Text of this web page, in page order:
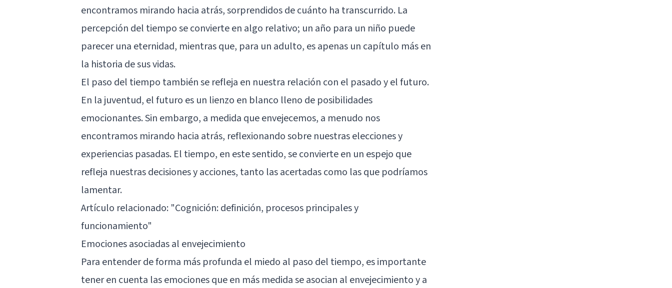
encontramos mirando hacia atrás, sorprendidos de cuánto ha transcurrido. La
percepción del tiempo se convierte en algo relativo; un año para un niño puede
parecer una eternidad, mientras que, para un adulto, es apenas un capítulo más en
la historia de sus vidas.
El paso del tiempo también se refleja en nuestra relación con el pasado y el futuro.
En la juventud, el futuro es un lienzo en blanco lleno de posibilidades
emocionantes. Sin embargo, a medida que envejecemos, a menudo nos
encontramos mirando hacia atrás, reflexionando sobre nuestras elecciones y
experiencias pasadas. El tiempo, en este sentido, se convierte en un espejo que
refleja nuestras decisiones y acciones, tanto las acertadas como las que podríamos
lamentar.
Artículo relacionado: "Cognición: definición, procesos principales y
funcionamiento"
Emociones asociadas al envejecimiento
Para entender de forma más profunda el miedo al paso del tiempo, es importante
tener en cuenta las emociones que en más medida se asocian al envejecimiento y a